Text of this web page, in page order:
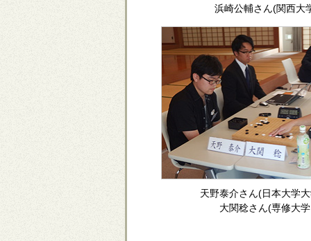
浜崎公輔さん(関西大
天野泰介さん(日本大学
大関稔さん(専修大